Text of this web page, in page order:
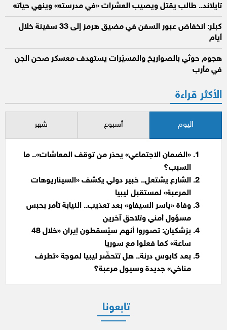
تايلاند.. طالب يقتل ويصيب العشرات «في مدرسته» وينهي حياته
كبلر: انخفاض عبور السفن في مضيق هرمز إلى 33 سفينة خلال
أيام
هجوم حوثي بالصواريخ والمسيّرات يستهدف معسكر صحن الجن
في مأرب
الأكثر قراءة
اليوم أسبوع شهر
«الضمان الاجتماعي» يحذر من توقف المعاشات».. ما
السبب؟
الشارع يشتعل.. خبير دولي يكشف «السيناريوهات
المرعبة» لمستقبل ليبيا
وفاة «ياسر السيفاو» بعد تعذيب.. النيابة تأمر بحبس
مسؤول أمني وتلاحق آخرين
بزشكيان: تصوروا أنهم سيُسقطون إيران «خلال 48
ساعة» كما فعلوا مع سوريا
بعد كابوس درنة.. هل تتحضّر ليبيا لموجة «تطرف
مناخي» جديدة وسيول مرعبة؟
تابعونا